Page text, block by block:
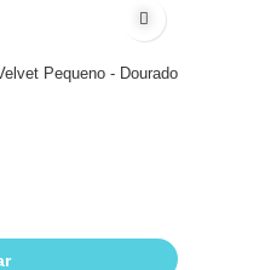
Adicionar à
Pequeno - Dourado